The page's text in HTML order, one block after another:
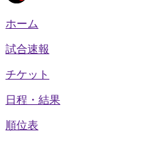
ホーム
試合速報
チケット
日程・結果
順位表